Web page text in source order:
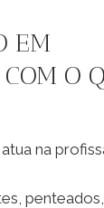
EM
O
na
penteados,